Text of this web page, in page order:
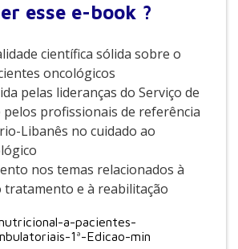
esse e-book ?
científica sólida sobre o
oncológicos
pelas lideranças do Serviço de
pelos profissionais de referência
Libanês no cuidado ao
nos temas relacionados à
tratamento e à reabilitação